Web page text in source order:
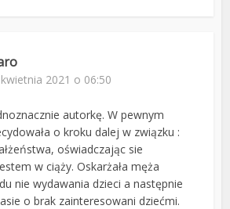
2021 o 06:50
autorkę. W pewnym
o kroku dalej w związku :
oświadczając sie
w ciąży. Oskarżała męża
nie wydawania dzieci a następnie
o brak zainteresowani dziećmi.